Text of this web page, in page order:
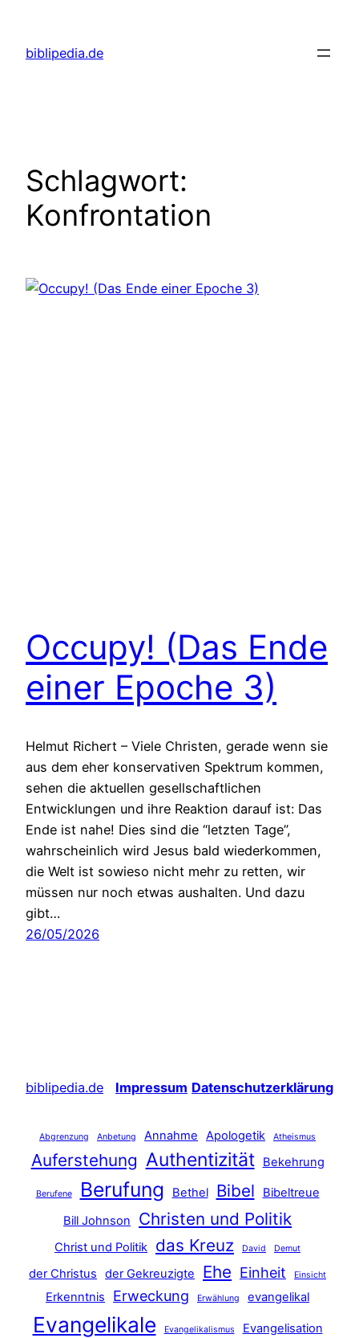
springen
biblipedia.de
Schlagwort:
Konfrontation
Occupy! (Das Ende
einer Epoche 3)
Helmut Richert – Viele Christen, gerade wenn sie
aus dem eher konservativen Spektrum kommen,
sehen die aktuellen gesellschaftlichen
Entwicklungen und ihre Reaktion darauf ist: Das
Ende ist nahe! Dies sind die “letzten Tage”,
wahrscheinlich wird Jesus bald wiederkommen,
die Welt ist sowieso nicht mehr zu retten, wir
müssen nur noch etwas aushalten. Und dazu
gibt…
26/05/2026
biblipedia.de Impressum Datenschutzerklärung
Abgrenzung Anbetung Annahme Apologetik Atheismus
Auferstehung Authentizität Bekehrung
Berufene Berufung Bethel Bibel
Bibeltreue
Bill Johnson
Christen und Politik
Christ und Politik das Kreuz David Demut
der Christus der Gekreuzigte Ehe Einheit Einsicht
Erkenntnis Erweckung Erwählung evangelikal
Evangelikale Evangelikalismus Evangelisation